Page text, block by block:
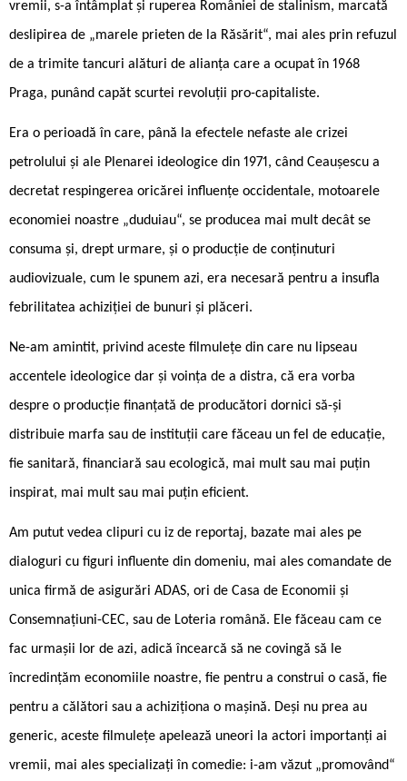
vremii, s-a întâmplat și ruperea României de stalinism, marcată
deslipirea de „marele prieten de la Răsărit“, mai ales prin refuzul
de a trimite tancuri alături de alianța care a ocupat în 1968
Praga, punând capăt scurtei revoluții pro-capitaliste.
Era o perioadă în care, până la efectele nefaste ale crizei
petrolului și ale Plenarei ideologice din 1971, când Ceaușescu a
decretat respingerea oricărei influențe occidentale, motoarele
economiei noastre „duduiau“, se producea mai mult decât se
consuma și, drept urmare, și o producție de conținuturi
audiovizuale, cum le spunem azi, era necesară pentru a insufla
febrilitatea achiziției de bunuri și plăceri.
Ne-am amintit, privind aceste filmulețe din care nu lipseau
accentele ideologice dar și voința de a distra, că era vorba
despre o producție finanțată de producători dornici să-și
distribuie marfa sau de instituții care făceau un fel de educație,
fie sanitară, financiară sau ecologică, mai mult sau mai puțin
inspirat, mai mult sau mai puțin eficient.
Am putut vedea clipuri cu iz de reportaj, bazate mai ales pe
dialoguri cu figuri influente din domeniu, mai ales comandate de
unica firmă de asigurări ADAS, ori de Casa de Economii și
Consemnațiuni-CEC, sau de Loteria română. Ele făceau cam ce
fac urmașii lor de azi, adică încearcă să ne covingă să le
încredințăm economiile noastre, fie pentru a construi o casă, fie
pentru a călători sau a achiziționa o mașină. Deși nu prea au
generic, aceste filmulețe apelează uneori la actori importanți ai
vremii, mai ales specializați în comedie: i-am văzut „promovând“